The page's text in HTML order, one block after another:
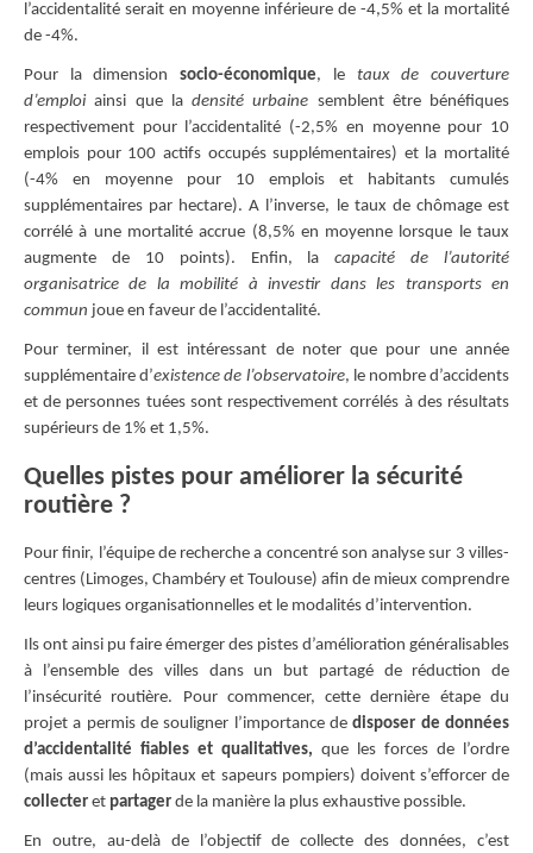
l’accidentalité serait en moyenne inférieure de -4,5% et la mortalité
de -4%.
Pour la dimension socio-économique, le taux de couverture
d’emploi ainsi que la densité urbaine semblent être bénéfiques
respectivement pour l’accidentalité (-2,5% en moyenne pour 10
emplois pour 100 actifs occupés supplémentaires) et la mortalité
(-4% en moyenne pour 10 emplois et habitants cumulés
supplémentaires par hectare). A l’inverse, le taux de chômage est
corrélé à une mortalité accrue (8,5% en moyenne lorsque le taux
augmente de 10 points). Enfin, lacapacité de l’autorité
organisatrice de la mobilité à investir dans les transports en
commun joue en faveur de l’accidentalité.
Pour terminer, il est intéressant de noter que pour une année
supplémentaire d’existence de l’observatoire, le nombre d’accidents
et de personnes tuées sont respectivement corrélés à des résultats
supérieurs de 1% et 1,5%.
Quelles pistes pour améliorer la sécurité
routière ?
Pour finir, l’équipe de recherche a concentré son analyse sur 3 villes-
centres (Limoges, Chambéry et Toulouse) afin de mieux comprendre
leurs logiques organisationnelles et le modalités d’intervention.
Ils ont ainsi pu faire émerger des pistes d’amélioration généralisables
à l’ensemble des villes dans un but partagé de réduction de
l’insécurité routière. Pour commencer, cette dernière étape du
projet a permis de souligner l’importance dedisposer de données
d’accidentalité fiables et qualitatives, que les forces de l’ordre
(mais aussi les hôpitaux et sapeurs pompiers) doivent s’efforcer de
collecter et partager de la manière la plus exhaustive possible.
En outre, au-delà de l’objectif de collecte des données, c’est